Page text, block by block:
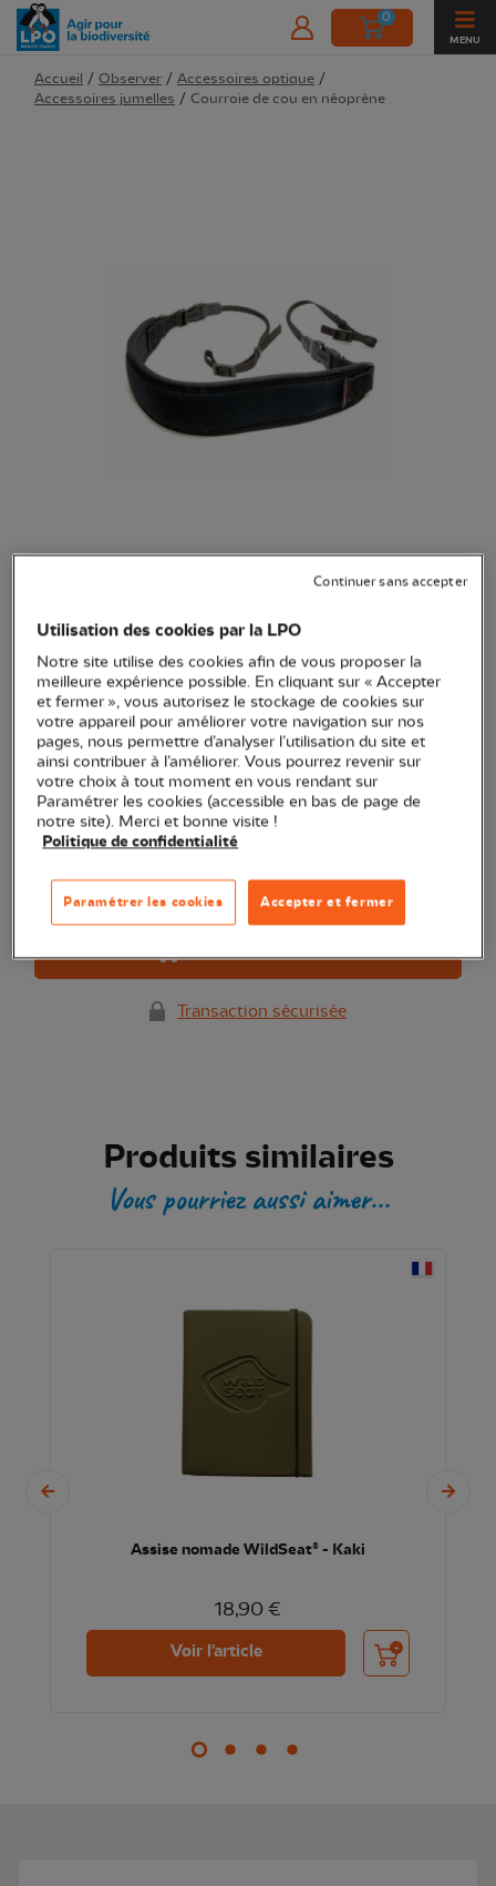
0
MENU
Accueil / Observer / Accessoires optique /
Accessoires jumelles / Courroie de cou en néoprène
Courroie de cou en néoprène
(Ref.OP0166)
22,90 €
Prix conseillé de la marque : 24,9 €
Courroie de cou en néoprène pour jumelles
Quantité
En stock à partir du 10/08/2026
Transaction sécurisée
Produits similaires
Vous pourriez aussi aimer...
Assise nomade WildSeat® - Kaki
18,90 €
Voir l'article Ajouter au panier
Utilisation des cookies par la LPO
Notre site utilise des cookies afin de vous proposer la
meilleure expérience possible. En cliquant sur « Accepter
et fermer », vous autorisez le stockage de cookies sur
votre appareil pour améliorer votre navigation sur nos
pages, nous permettre d’analyser l’utilisation du site et
ainsi contribuer à l’améliorer. Vous pourrez revenir sur
votre choix à tout moment en vous rendant sur
Paramétrer les cookies (accessible en bas de page de
notre site). Merci et bonne visite !
Politique de confidentialité
Accepter et fermer
Paramétrer les cookies
Continuer sans accepter